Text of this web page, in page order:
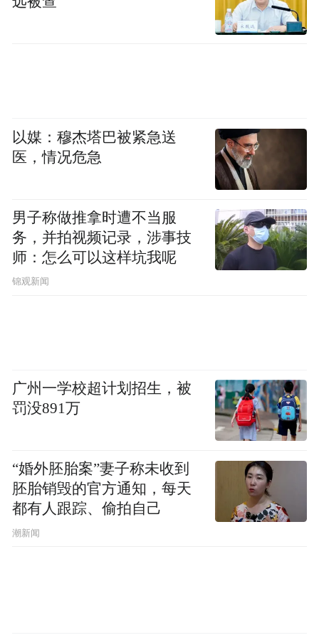
以媒：穆杰塔巴被紧急送
医，情况危急
男子称做推拿时遭不当服
务，并拍视频记录，涉事技
师：怎么可以这样坑我呢
锦观新闻
广州一学校超计划招生，被
罚没891万
“婚外胚胎案”妻子称未收到
胚胎销毁的官方通知，每天
都有人跟踪、偷拍自己
潮新闻